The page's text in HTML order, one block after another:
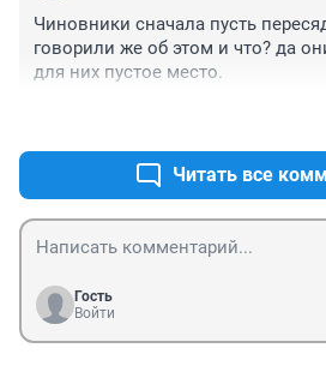
Чиновники сначала пусть
говорили же об этом и что? да
для них пустое место.
Читать все
Гость
Войти